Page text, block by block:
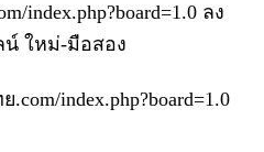
index.php?board=1.0 ลง
ใหม่-มือสอง
index.php?board=1.0